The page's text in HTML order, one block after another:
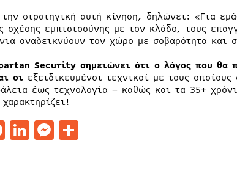
την στρατηγική αυτή κίνηση, δηλώνει: «Για
σχέσης εμπιστοσύνης με τον κλάδο, τους
αναδεικνύουν τον χώρο με σοβαρότητα και
Security σημειώνει ότι ο λόγος που θα
οι εξειδικευμένοι τεχνικοί με τους
έως τεχνολογία – καθώς και τα 35+
Facebook
LinkedIn
Messenger
Μοιραστείτε